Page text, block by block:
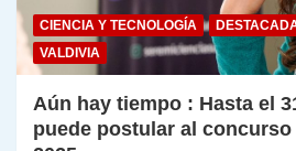
CIENCIA Y TECNOLOGÍA
VALDIVIA
Aún hay tiempo : Hasta el
puede postular al